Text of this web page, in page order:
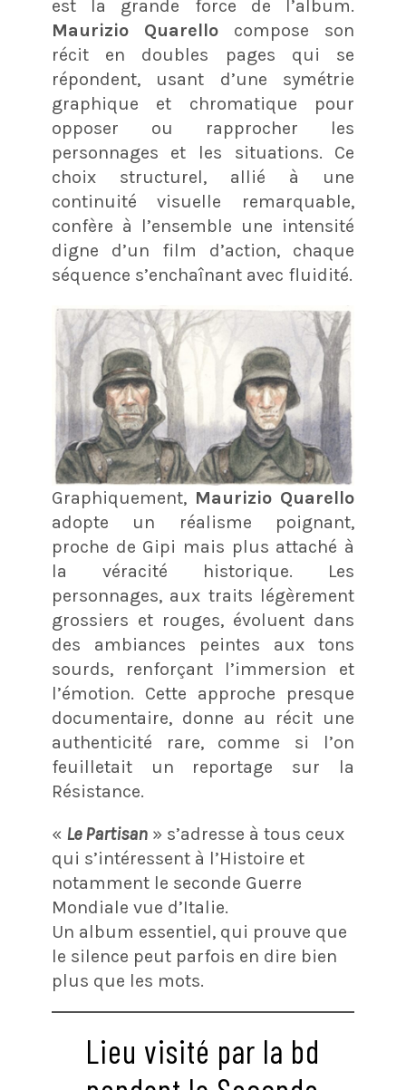
est la grande force de l’album.
Maurizio Quarellocompose son
récit en doubles pages qui se
répondent, usant d’une symétrie
graphique et chromatique pour
opposer ou rapprocher les
personnages et les situations. Ce
choix structurel, allié à une
continuité visuelle remarquable,
confère à l’ensemble une intensité
digne d’un film d’action, chaque
séquence s’enchaînant avec fluidité.
Graphiquement, Maurizio Quarello
adopte un réalisme poignant,
proche de Gipi mais plus attaché à
la véracité historique. Les
personnages, aux traits légèrement
grossiers et rouges, évoluent dans
des ambiances peintes aux tons
sourds, renforçant l’immersion et
l’émotion. Cette approche presque
documentaire, donne au récit une
authenticité rare, comme si l’on
feuilletait un reportage sur la
Résistance.
« Le Partisan» s’adresse à tous ceux
qui s’intéressent à l’Histoire et
notamment le seconde Guerre
Mondiale vue d’Italie.
Un album essentiel, qui prouve que
le silence peut parfois en dire bien
plus que les mots.
Lieu visité par la bd